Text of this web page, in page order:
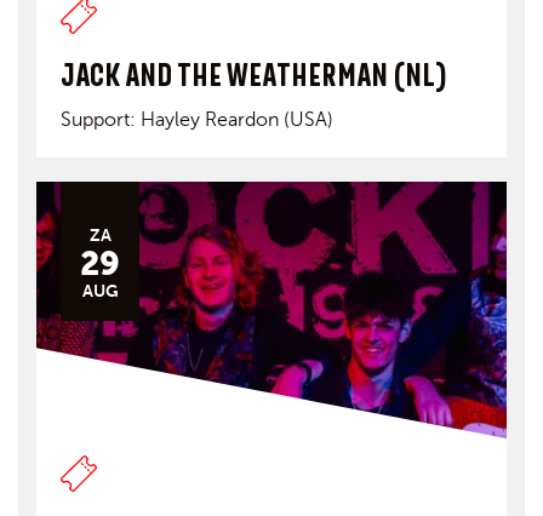
JACK AND THE WEATHERMAN (NL)
Support: Hayley Reardon (USA)
ZA
29
AUG